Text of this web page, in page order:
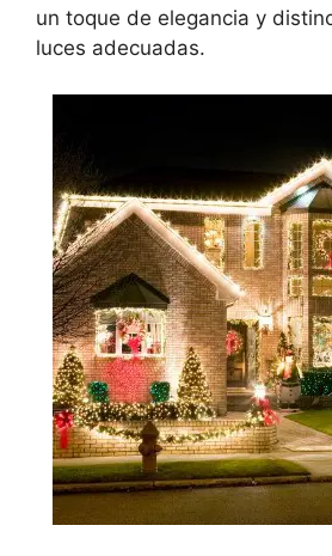
un toque de elegancia y
luces adecuadas.